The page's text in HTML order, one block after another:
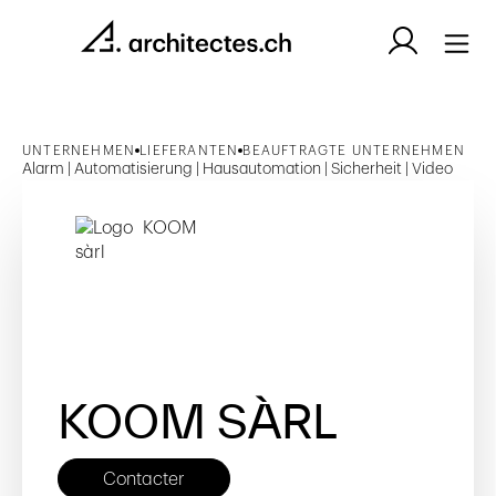
UNTERNEHMEN LIEFERANTEN BEAUFTRAGTE UNTERNEHMEN
Alarm | Automatisierung | Hausautomation | Sicherheit | Video
KOOM SÀRL
Contacter